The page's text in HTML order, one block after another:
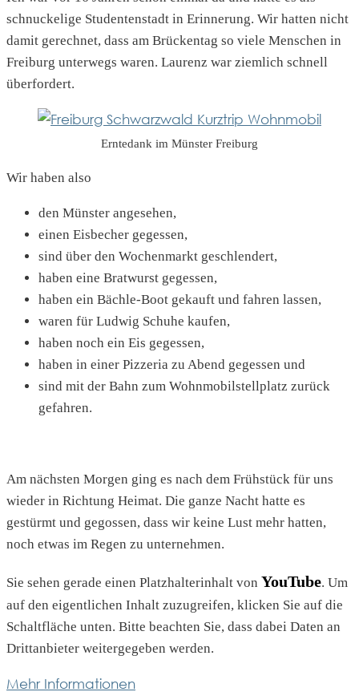
schnuckelige Studentenstadt in Erinnerung. Wir hatten nicht
damit gerechnet, dass am Brückentag so viele Menschen in
Freiburg unterwegs waren. Laurenz war ziemlich schnell
überfordert.
Erntedank im Münster Freiburg
Wir haben also
den Münster angesehen,
einen Eisbecher gegessen,
sind über den Wochenmarkt geschlendert,
haben eine Bratwurst gegessen,
haben ein Bächle-Boot gekauft und fahren lassen,
waren für Ludwig Schuhe kaufen,
haben noch ein Eis gegessen,
haben in einer Pizzeria zu Abend gegessen und
sind mit der Bahn zum Wohnmobilstellplatz zurück
gefahren.
Am nächsten Morgen ging es nach dem Frühstück für uns
wieder in Richtung Heimat. Die ganze Nacht hatte es
gestürmt und gegossen, dass wir keine Lust mehr hatten,
noch etwas im Regen zu unternehmen.
Sie sehen gerade einen Platzhalterinhalt von YouTube. Um
auf den eigentlichen Inhalt zuzugreifen, klicken Sie auf die
Schaltfläche unten. Bitte beachten Sie, dass dabei Daten an
Drittanbieter weitergegeben werden.
Mehr Informationen